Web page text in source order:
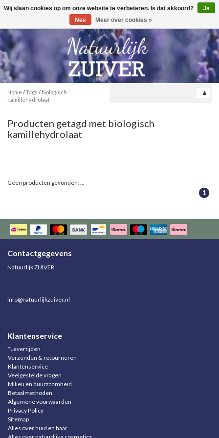
Toggle
0
Home /Tags / biologisch
kamillehydrolaat
Producten getagd met biologisch
kamillehydrolaat
Geen producten gevonden!...
1
Contactgegevens
Natuurlijk ZUIVER
info@natuurlijkzuiver.nl
Klantenservice
*Levertijden
Verzenden & retourneren
Klantenservice
Veelgestelde vragen
Milieu en duurzaamheid
Betaalmethoden
Algemene voorwaarden
Privacy Policy
Sitemap
Alles over huid en haar
Wij slaan cookies op om onze website te verbeteren. Is dat akkoord?
Ja
Nee
Meer over cookies »